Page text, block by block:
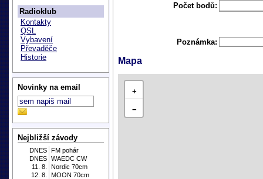
Radioklub
Kontakty
QSL
Vybavení
Převaděče
Historie
Novinky na email
Nejbližší závody
DNES FM pohár
DNES WAEDC CW
11. 8.
Nordic 70cm
12. 8.
MOON 70cm
Počet bodů:
Poznámka:
Mapa
+
−